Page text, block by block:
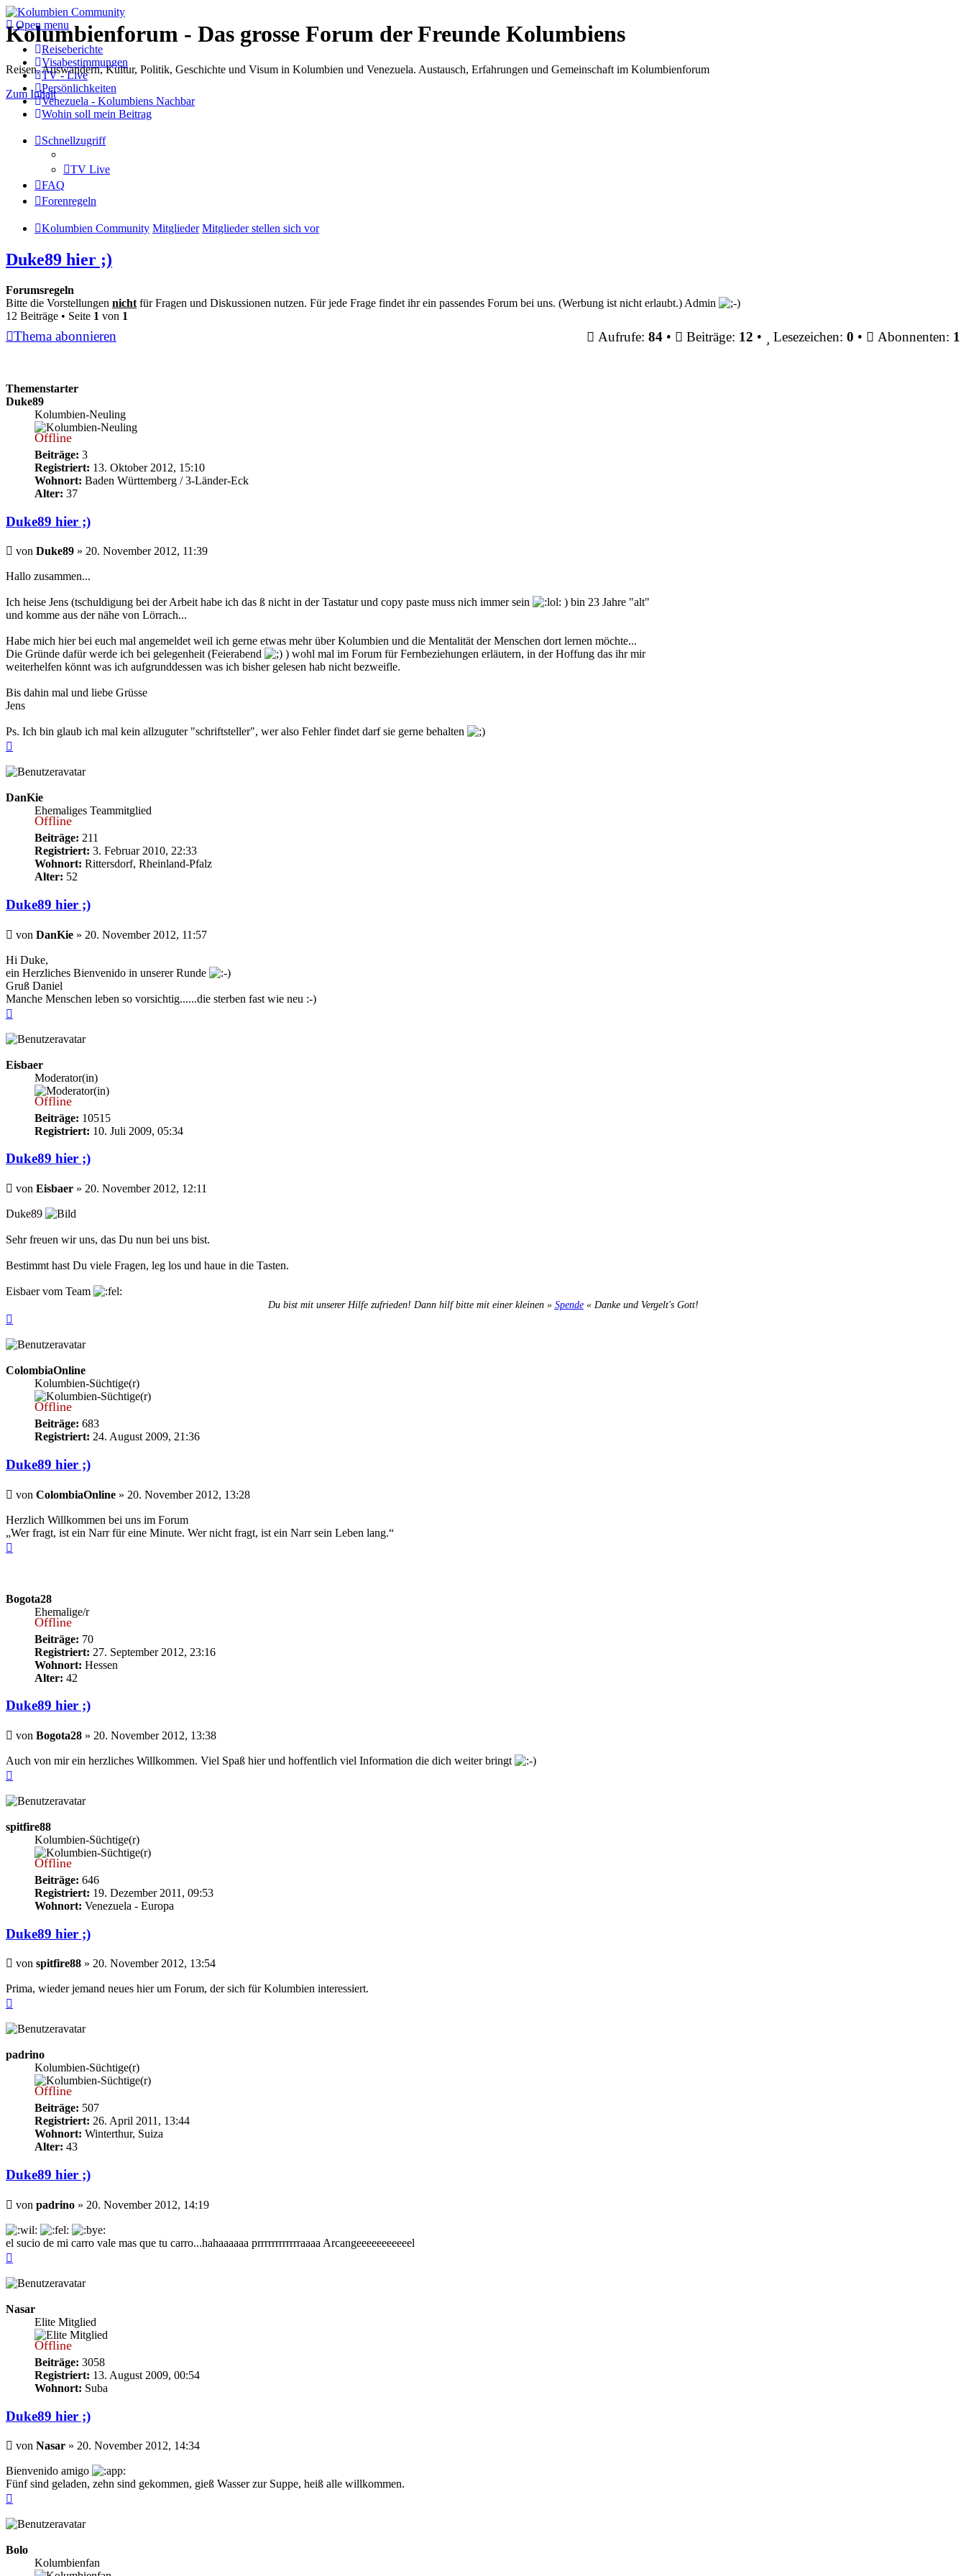
Kolumbienforum - Das grosse Forum der Freunde Kolumbiens
Reisen, Auswandern, Kultur, Politik, Geschichte und Visum in Kolumbien und Venezuela. Austausch, Erfahrungen und Gemeinschaft im Kolumbienforum
Zum Inhalt
Open menu
Reiseberichte
Visabestimmungen
TV - Live
Persönlichkeiten
Venezuela - Kolumbiens Nachbar
Wohin soll mein Beitrag
Schnellzugriff
TV Live
FAQ
Forenregeln
Kolumbien Community Mitglieder Mitglieder stellen sich vor
Duke89 hier ;)
Forumsregeln
Bitte die Vorstellungen nicht für Fragen und Diskussionen nutzen. Für jede Frage findet ihr ein passendes Forum bei uns. (Werbung ist nicht erlaubt.) Admin
12 Beiträge • Seite 1 von 1
Thema abonnieren Aufrufe: 84 • Beiträge: 12 • Lesezeichen: 0 • Abonnenten: 1
Themenstarter
Duke89
Kolumbien-Neuling
Offline
Beiträge: 3
Registriert: 13. Oktober 2012, 15:10
Wohnort: Baden Württemberg / 3-Länder-Eck
Alter: 37
Duke89 hier ;)
Beitrag
von Duke89 » 20. November 2012, 11:39
Hallo zusammen...
Ich heise Jens (tschuldigung bei der Arbeit habe ich das ß nicht in der Tastatur und copy paste muss nich immer sein
) bin 23 Jahre "alt"
und komme aus der nähe von Lörrach...
Habe mich hier bei euch mal angemeldet weil ich gerne etwas mehr über Kolumbien und die Mentalität der Menschen dort lernen möchte...
Die Gründe dafür werde ich bei gelegenheit (Feierabend
) wohl mal im Forum für Fernbeziehungen erläutern, in der Hoffung das ihr mir
weiterhelfen könnt was ich aufgrunddessen was ich bisher gelesen hab nicht bezweifle.
Bis dahin mal und liebe Grüsse
Jens
Ps. Ich bin glaub ich mal kein allzuguter "schriftsteller", wer also Fehler findet darf sie gerne behalten
DanKie
Ehemaliges Teammitglied
Offline
Beiträge: 211
Registriert: 3. Februar 2010, 22:33
Wohnort: Rittersdorf, Rheinland-Pfalz
Alter: 52
Duke89 hier ;)
Beitrag
von DanKie » 20. November 2012, 11:57
Hi Duke,
ein Herzliches Bienvenido in unserer Runde
Gruß Daniel
Manche Menschen leben so vorsichtig......die sterben fast wie neu :-)
Eisbaer
Moderator(in)
Offline
Beiträge: 10515
Registriert: 10. Juli 2009, 05:34
Duke89 hier ;)
Beitrag
von Eisbaer » 20. November 2012, 12:11
Duke89
Sehr freuen wir uns, das Du nun bei uns bist.
Bestimmt hast Du viele Fragen, leg los und haue in die Tasten.
Eisbaer vom Team
Du bist mit unserer Hilfe zufrieden! Dann hilf bitte mit einer kleinen » Spende« Danke und Vergelt's Gott!
ColombiaOnline
Kolumbien-Süchtige(r)
Offline
Beiträge: 683
Registriert: 24. August 2009, 21:36
Duke89 hier ;)
Beitrag
von ColombiaOnline » 20. November 2012, 13:28
Herzlich Willkommen bei uns im Forum
„Wer fragt, ist ein Narr für eine Minute. Wer nicht fragt, ist ein Narr sein Leben lang.“
Bogota28
Ehemalige/r
Offline
Beiträge: 70
Registriert: 27. September 2012, 23:16
Wohnort: Hessen
Alter: 42
Duke89 hier ;)
Beitrag
von Bogota28 » 20. November 2012, 13:38
Auch von mir ein herzliches Willkommen. Viel Spaß hier und hoffentlich viel Information die dich weiter bringt
spitfire88
Kolumbien-Süchtige(r)
Offline
Beiträge: 646
Registriert: 19. Dezember 2011, 09:53
Wohnort: Venezuela - Europa
Duke89 hier ;)
Beitrag
von spitfire88 » 20. November 2012, 13:54
Prima, wieder jemand neues hier um Forum, der sich für Kolumbien interessiert.
padrino
Kolumbien-Süchtige(r)
Offline
Beiträge: 507
Registriert: 26. April 2011, 13:44
Wohnort: Winterthur, Suiza
Alter: 43
Duke89 hier ;)
Beitrag
von padrino » 20. November 2012, 14:19
el sucio de mi carro vale mas que tu carro...hahaaaaaa prrrrrrrrrrrraaaa Arcangeeeeeeeeeeel
Nasar
Elite Mitglied
Offline
Beiträge: 3058
Registriert: 13. August 2009, 00:54
Wohnort: Suba
Duke89 hier ;)
Beitrag
von Nasar » 20. November 2012, 14:34
Bienvenido amigo
Fünf sind geladen, zehn sind gekommen, gieß Wasser zur Suppe, heiß alle willkommen.
Bolo
Kolumbienfan